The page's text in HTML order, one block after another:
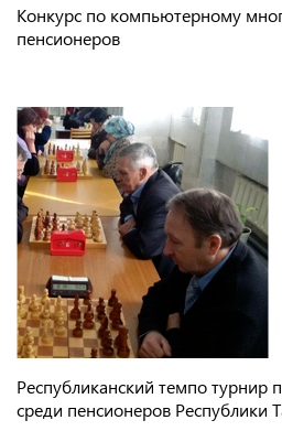
Конкурс по компьютерному
пенсионеров
Республиканский темпо
среди пенсионеров Республики